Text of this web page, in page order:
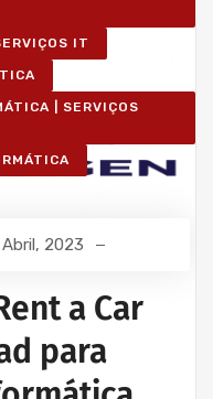
IT
| SERVIÇOS
2023
a Car
para